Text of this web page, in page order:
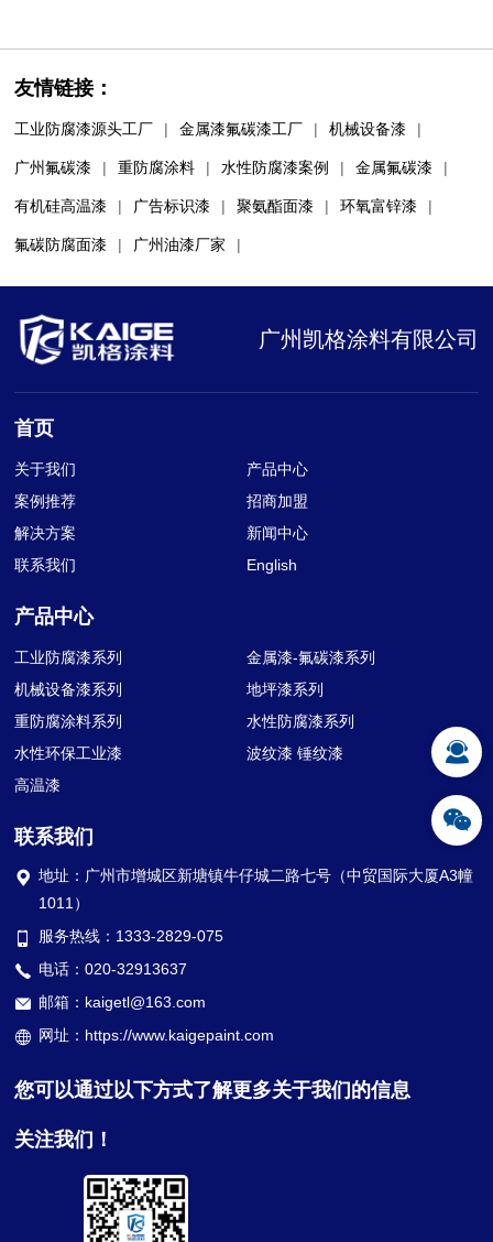
友情链接：
工业防腐漆源头工厂 | 金属漆氟碳漆工厂 | 机械设备漆 |
广州氟碳漆 | 重防腐涂料 | 水性防腐漆案例 | 金属氟碳漆 |
有机硅高温漆 | 广告标识漆 | 聚氨酯面漆 | 环氧富锌漆 |
氟碳防腐面漆 | 广州油漆厂家 |
广州凯格涂料有限公司
首页
关于我们
产品中心
案例推荐
招商加盟
解决方案
新闻中心
联系我们
English
产品中心
工业防腐漆系列
金属漆-氟碳漆系列
机械设备漆系列
地坪漆系列
重防腐涂料系列
水性防腐漆系列
水性环保工业漆
波纹漆 锤纹漆
高温漆
联系我们
地址：广州市增城区新塘镇牛仔城二路七号（中贸国际大厦A3幢
1011）
服务热线：1333-2829-075
电话：020-32913637
邮箱：kaigetl@163.com
网址：https://www.kaigepaint.com
您可以通过以下方式了解更多关于我们的信息
关注我们！